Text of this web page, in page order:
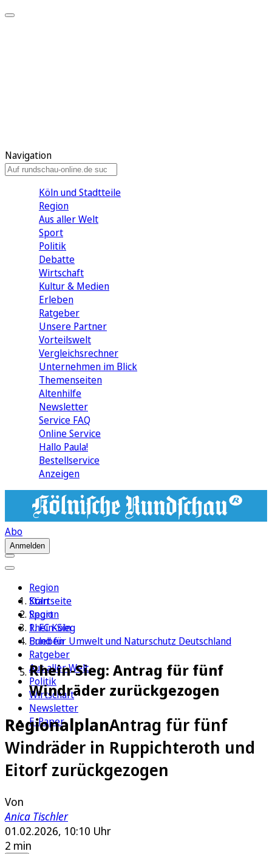
Navigation
Köln und Stadtteile
Region
Aus aller Welt
Sport
Politik
Debatte
Wirtschaft
Kultur & Medien
Erleben
Ratgeber
Unsere Partner
Vorteilswelt
Vergleichsrechner
Unternehmen im Blick
Themenseiten
Altenhilfe
Newsletter
Service FAQ
Online Service
Hallo Paula!
Bestellservice
Anzeigen
Abo
Anmelden
Region
Köln
Sport
1. FC Köln
Erleben
Ratgeber
Aus aller Welt
Politik
Wirtschaft
Newsletter
E-Paper
Startseite
Region
Rhein-Sieg
Bund für Umwelt und Naturschutz Deutschland
Rhein-Sieg: Antrag für fünf
Windräder zurückgezogen
RegionalplanAntrag für fünf
Windräder in Ruppichteroth und
Eitorf zurückgezogen
Von
Anica Tischler
01.02.2026, 10:10 Uhr
2 min